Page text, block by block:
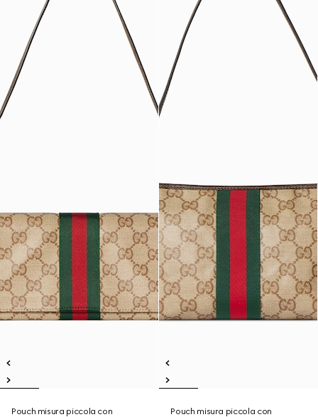
Pouch misura piccola con
Pouch misura piccola con